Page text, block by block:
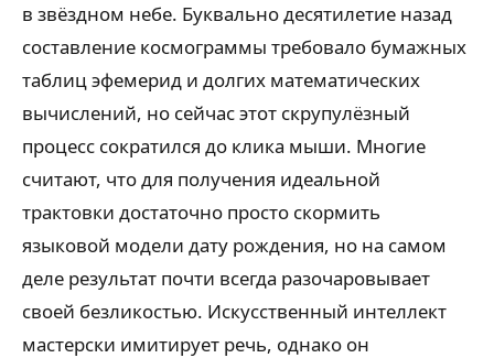
в звёздном небе. Буквально десятилетие назад
составление космограммы требовало бумажных
таблиц эфемерид и долгих математических
вычислений, но сейчас этот скрупулёзный
процесс сократился до клика мыши. Многие
считают, что для получения идеальной
трактовки достаточно просто скормить
языковой модели дату рождения, но на самом
деле результат почти всегда разочаровывает
своей безликостью. Искусственный интеллект
мастерски имитирует речь, однако он